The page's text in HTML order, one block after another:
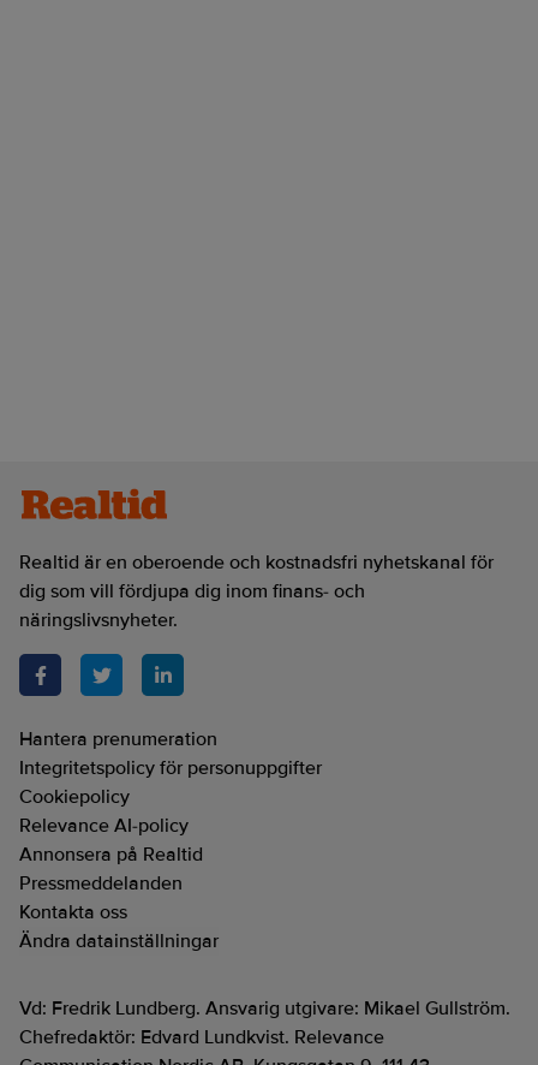
Realtid är en oberoende och kostnadsfri nyhetskanal för
dig som vill fördjupa dig inom finans- och
näringslivsnyheter.
Hantera prenumeration
Integritetspolicy för personuppgifter
Cookiepolicy
Relevance AI-policy
Annonsera på Realtid
Pressmeddelanden
Kontakta oss
Ändra datainställningar
Vd: Fredrik Lundberg. Ansvarig utgivare: Mikael Gullström.
Chefredaktör: Edvard Lundkvist. Relevance